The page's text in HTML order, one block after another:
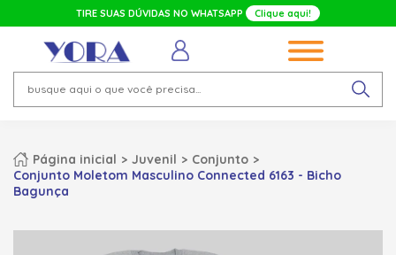
TIRE SUAS DÚVIDAS NO WHATSAPP Clique aqui!
Página inicial Juvenil
Conjunto
Conjunto Moletom Masculino Connected 6163 - Bicho
Bagunça